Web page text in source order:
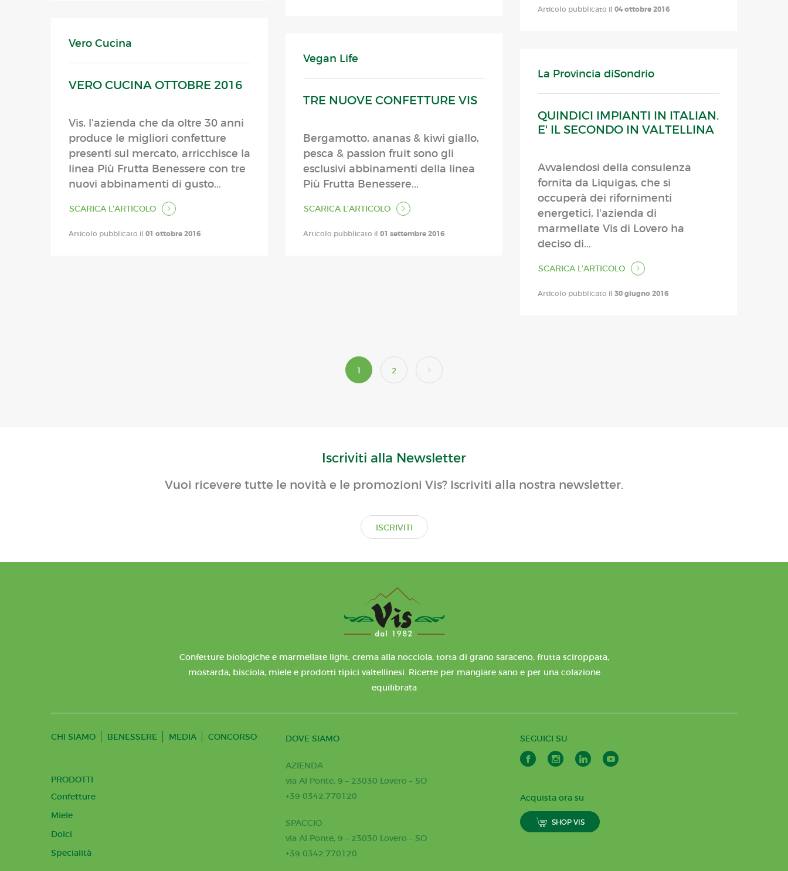
Articolo pubblicato il 04 ottobre 2016
Vero Cucina
VERO CUCINA OTTOBRE 2016
Vis, l'azienda che da oltre 30 anni
produce le migliori confetture
presenti sul mercato, arricchisce la
linea Più Frutta Benessere con tre
nuovi abbinamenti di gusto...
SCARICA L'ARTICOLO
Articolo pubblicato il 01 ottobre 2016
Vegan Life
TRE NUOVE CONFETTURE VIS
Bergamotto, ananas & kiwi giallo,
pesca & passion fruit sono gli
esclusivi abbinamenti della linea
Più Frutta Benessere...
SCARICA L'ARTICOLO
Articolo pubblicato il 01 settembre 2016
La Provincia diSondrio
QUINDICI IMPIANTI IN ITALIAN.
E' IL SECONDO IN VALTELLINA
Avvalendosi della consulenza
fornita da Liquigas, che si
occuperà dei rifornimenti
energetici, l'azienda di
marmellate Vis di Lovero ha
deciso di...
SCARICA L'ARTICOLO
Articolo pubblicato il 30 giugno 2016
1 2
Iscriviti alla Newsletter
Vuoi ricevere tutte le novità e le promozioni Vis? Iscriviti alla nostra newsletter.
ISCRIVITI
Confetture biologiche e marmellate light, crema alla nocciola, torta di grano saraceno, frutta sciroppata,
mostarda, bisciola, miele e prodotti tipici valtellinesi. Ricette per mangiare sano e per una colazione
equilibrata
CHI SIAMO BENESSERE MEDIA CONCORSO
PRODOTTI
Confetture
Miele
Dolci
Specialità
DOVE SIAMO
AZIENDA
via Al Ponte, 9 – 23030 Lovero – SO
+39 0342.770120
SPACCIO
via Al Ponte, 9 – 23030 Lovero – SO
+39 0342.770120
SEGUICI SU
Acquista ora su
SHOP VIS